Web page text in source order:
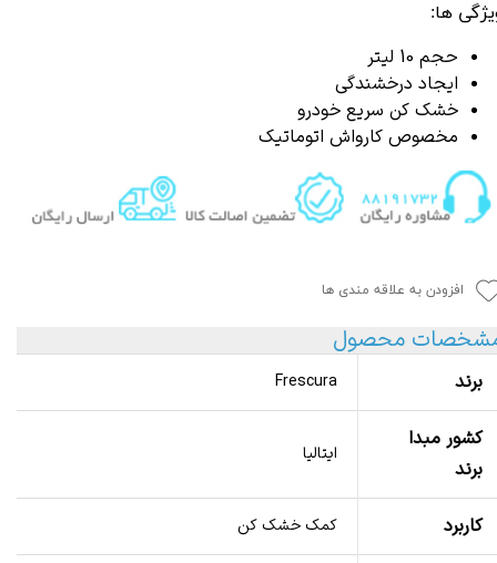
ها:
حجم 10 لیتر
ایجاد درخشندگی
خشک کن سریع خودرو
مخصوص کارواش اتوماتیک
افزودن به علاقه مندی ها
محصول
برند Frescura
کشور مبدا
برند
ایتالیا
کاربرد کمک خشک کن